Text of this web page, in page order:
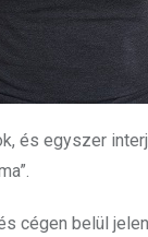
és egyszer
cégen belül